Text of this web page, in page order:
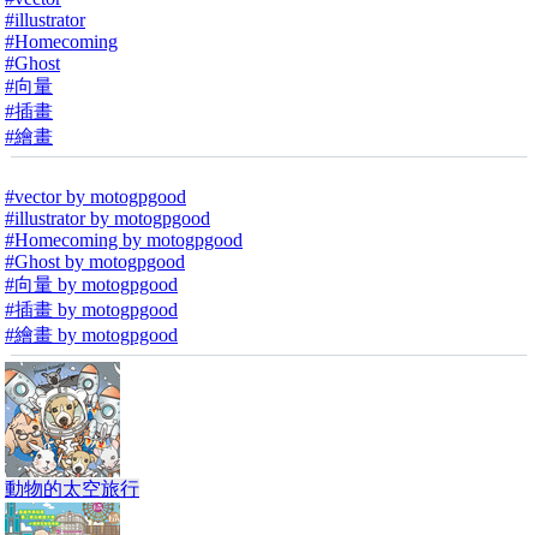
#illustrator
#Homecoming
#Ghost
#向量
#插畫
#繪畫
#vector by motogpgood
#illustrator by motogpgood
#Homecoming by motogpgood
#Ghost by motogpgood
#向量 by motogpgood
#插畫 by motogpgood
#繪畫 by motogpgood
動物的太空旅行